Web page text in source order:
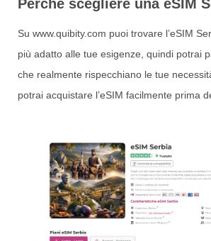
Perché scegliere una eSIM
Su www.quibity.com puoi trovare l’eSIM
più adatto alle tue esigenze, quindi potrai
che realmente rispecchiano le tue
potrai acquistare l’eSIM facilmente prima